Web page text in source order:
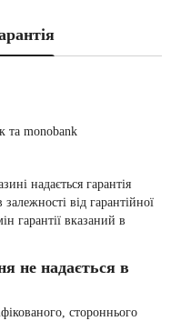
та monobank
надається гарантія
від гарантійної
гарантії вказаний в
не надається в
стороннього